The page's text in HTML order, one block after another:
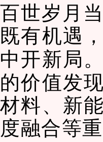
百世岁月
既有机遇
中开新局
的价值发
材料、新
度融合等